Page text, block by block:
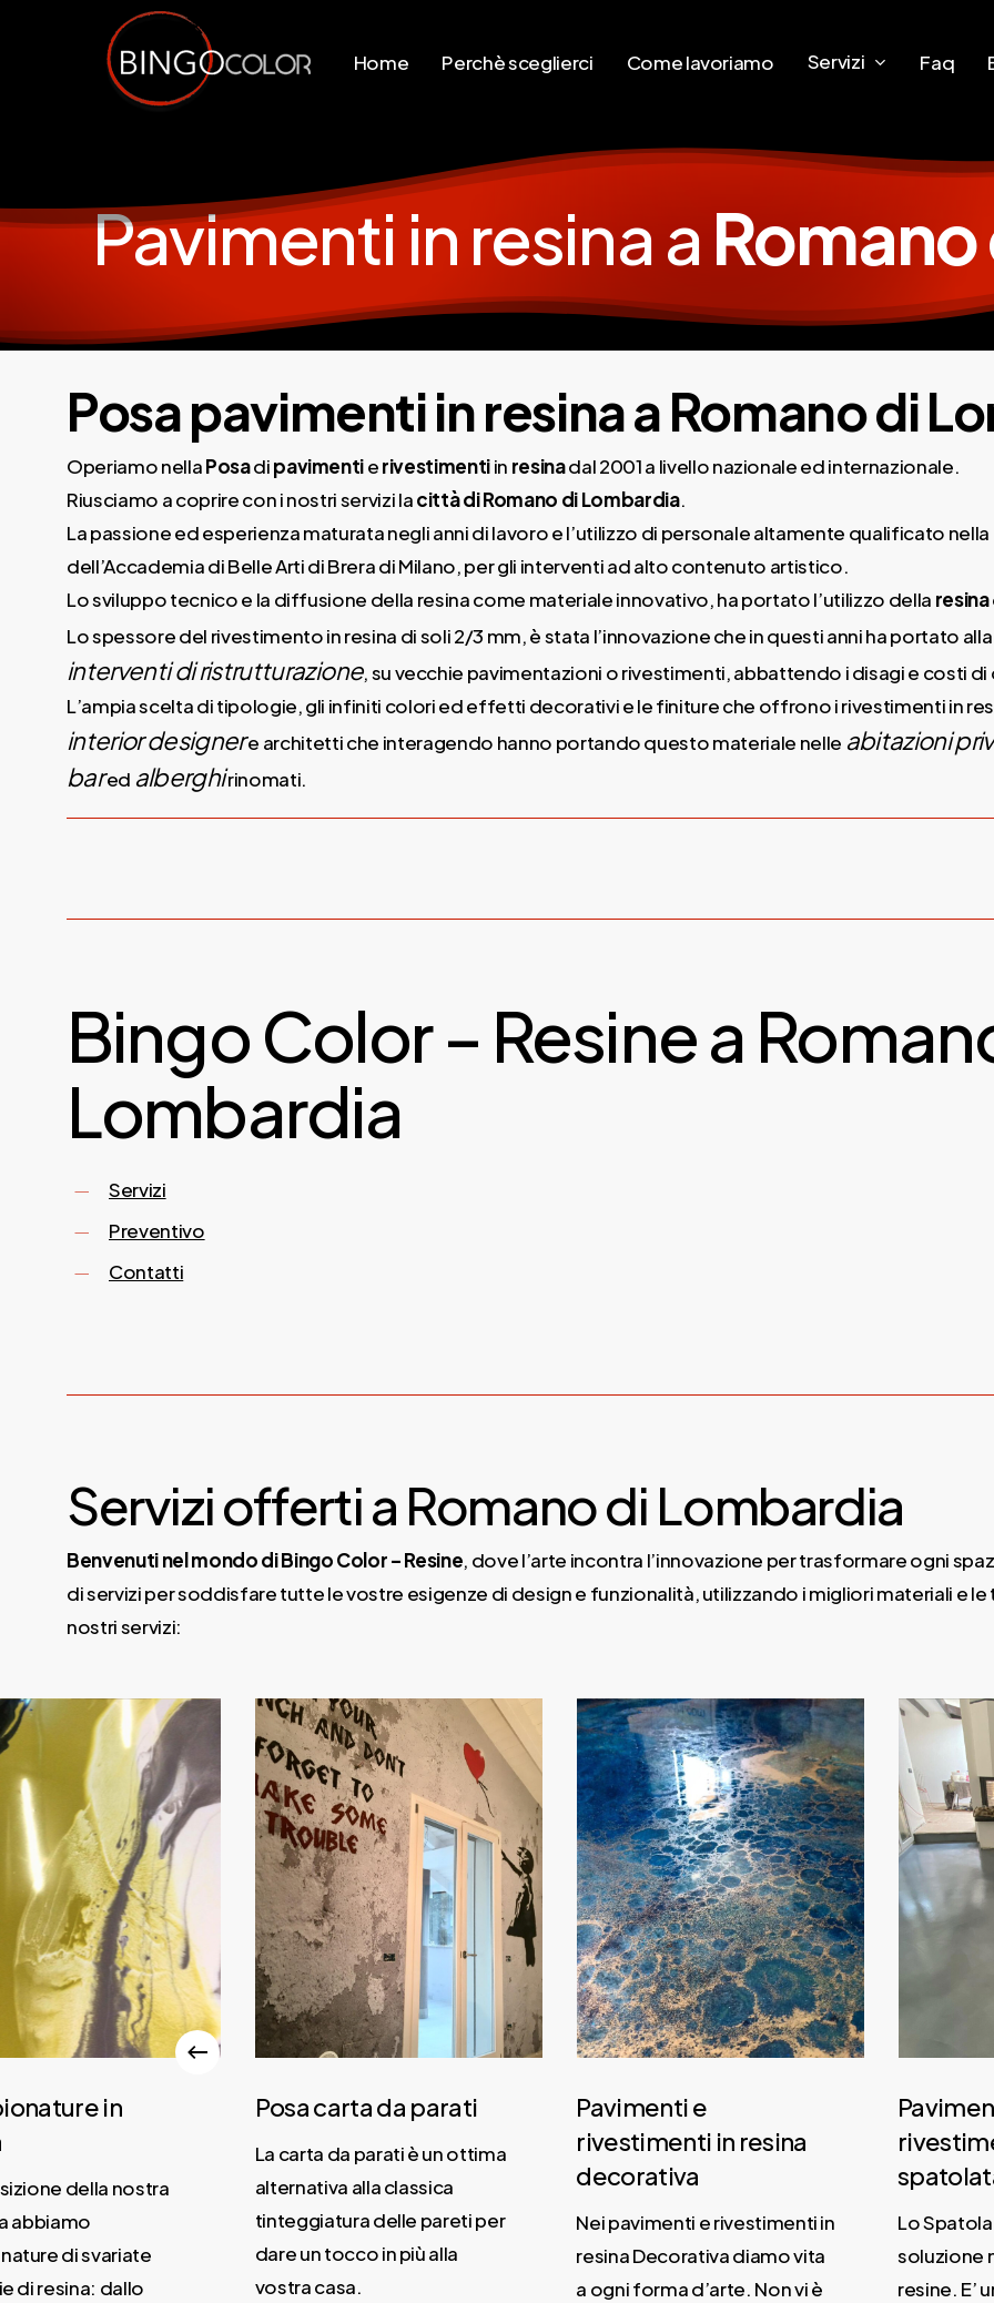
Home Perchè sceglierci Come lavoriamo Servizi Faq
Pavimenti in resina a
Posa pavimenti in resina a Romano di
Operiamo nellaPosadipavimentierivestimentiin resinadal 2001 a livello nazionale ed internazionale.
Riusciamo a coprire con i nostri servizi lacittà di Romano di Lombardia.
La passione ed esperienza maturata negli anni di lavoro e l’utilizzo di personale altamente qualificato nella
dell’Accademia di Belle Arti di Brera di Milano, per gli interventi ad alto contenuto artistico.
Lo sviluppo tecnico e la diffusione della resina come materiale innovativo, ha portato l’utilizzo della resina
Lo spessore del rivestimento in resina di soli 2/3 mm, è stata l’innovazione che in questi anni ha portato
interventi di ristrutturazione, su vecchie pavimentazioni o rivestimenti, abbattendo i disagi e costi
L’ampia scelta di tipologie, gli infiniti colori ed effetti decorativi e le finiture che offrono i rivestimenti in
interior designere architetti che interagendo hanno portando questo materiale nelle abitazioni
bared alberghirinomati.
Bingo Color – Resine a
Lombardia
Servizi
Preventivo
Contatti
Servizi offerti a Romano di Lombardia
Benvenuti nel mondo di Bingo Color – Resine, dove l’arte incontra l’innovazione per trasformare ogni
di servizi per soddisfare tutte le vostre esigenze di design e funzionalità, utilizzando i migliori materiali e
nostri servizi:
Pavimenti e
rivestimenti in resina
decorativa
Nei pavimenti e rivestimenti in
resina Decorativa diamo vita
a ogni forma d’arte. Non vi è
Daily
anti-
aging
cream
Lo
soluzione
resine. E’
in
della nostra
abbiamo
di svariate
di resina: dallo
Posa carta da parati
La carta da parati è un ottima
alternativa alla classica
tinteggiatura delle pareti per
dare un tocco in più alla
vostra casa.